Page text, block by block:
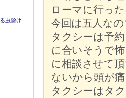
ローマに行っ
今回は五人な
タクシーは予
に合いそうで
に相談させて
ないから頭が
タクシーはタ
虫除け